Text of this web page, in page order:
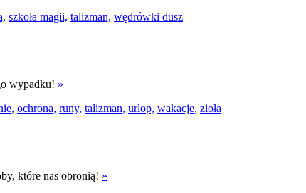
szkoła magii, talizman, wędrówki dusz
wypadku! »
ochrona, runy, talizman, urlop, wakacje, zioła
które nas obronią! »